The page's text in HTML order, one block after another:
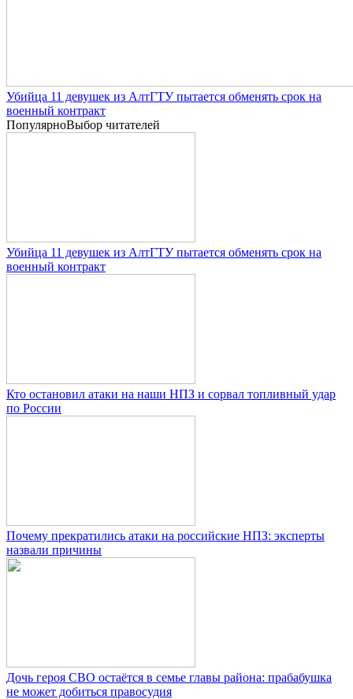
Убийца 11 девушек из АлтГТУ пытается обменять срок на
военный контракт
ПопулярноВыбор читателей
Убийца 11 девушек из АлтГТУ пытается обменять срок на
военный контракт
Кто остановил атаки на наши НПЗ и сорвал топливный удар
по России
Почему прекратились атаки на российские НПЗ: эксперты
назвали причины
Дочь героя СВО остаётся в семье главы района: прабабушка
не может добиться правосудия